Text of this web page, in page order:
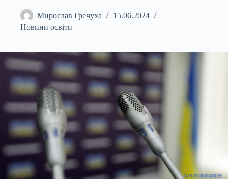
Мирослав Гречуха
15.06.2024
Новини освіти